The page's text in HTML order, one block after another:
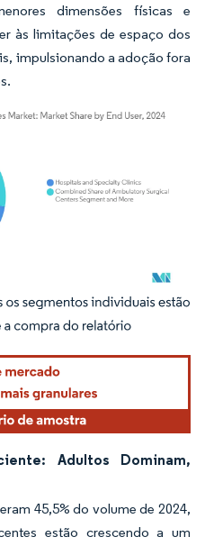
dimensões físicas e
às limitações de espaço dos
impulsionando a adoção fora
requer atribuição conforme CC BY 4.0.
Adultos Dominam,
45,5% do volume de 2024,
estão crescendo a um